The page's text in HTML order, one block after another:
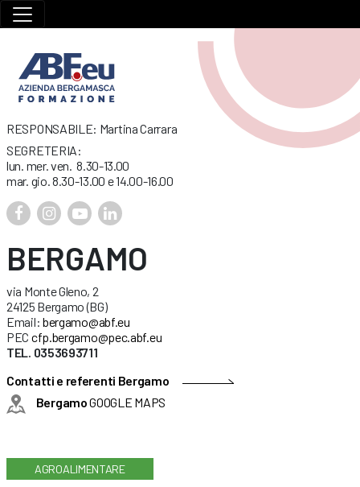
RESPONSABILE: Martina Carrara
SEGRETERIA:
lun. mer. ven. 8.30-13.00
mar. gio. 8.30-13.00 e 14.00-16.00
BERGAMO
via Monte Gleno, 2
24125 Bergamo (BG)
Email: bergamo@abf.eu
PEC cfp.bergamo@pec.abf.eu
TEL. 0353693711
Contatti e referenti Bergamo
BergamoGOOGLE MAPS
AGROALIMENTARE